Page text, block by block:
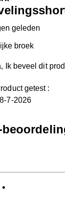
geleden
broek
Ik beveel dit
getest :
7-2026